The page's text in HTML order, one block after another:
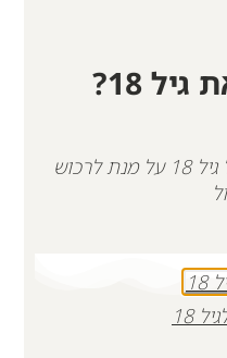
לסל
18?
על פי חוק, עליך להיות מעל גיל 18 על מנת לרכוש
18
18